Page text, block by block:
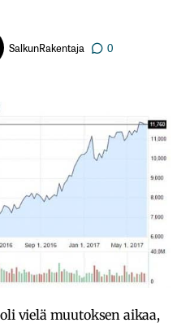
SalkunRakentaja 0
vielä muutoksen aikaa,